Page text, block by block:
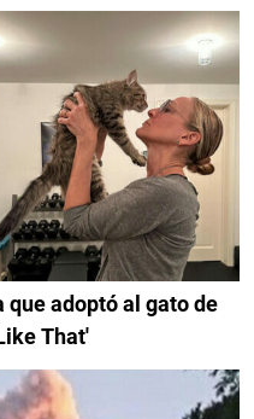
adoptó al gato de
That'